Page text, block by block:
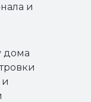
и
дома